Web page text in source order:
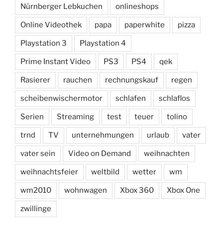
Nürnberger Lebkuchen onlineshops
Online Videothek papa paperwhite pizza
Playstation 3 Playstation 4
Prime Instant Video PS3 PS4 qek
Rasierer rauchen rechnungskauf regen
scheibenwischermotor schlafen schlaflos
Serien Streaming test teuer tolino
trnd TV unternehmungen urlaub vater
vater sein Video on Demand weihnachten
weihnachtsfeier weltbild wetter wm
wm2010 wohnwagen Xbox 360 Xbox One
zwillinge